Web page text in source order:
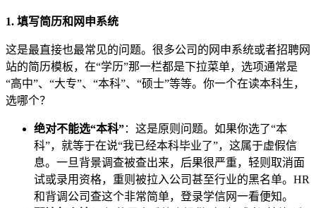
1. 填写简历和网申系统
这是最直接也最常见的问题。很多公司的网申系统或者招聘网
站的简历模板，在“学历”那一栏都是下拉菜单，选项通常是
“高中”、“大专”、“本科”、“硕士”等等。你一个在读本科生，
选哪个？
绝对不能选“本科”：这是原则问题。如果你选了“本
科”，就等于在说“我已经本科毕业了”，这属于虚假信
息。一旦背景调查被查出来，后果很严重，轻则取消面
试或录用资格，重则被拉入公司甚至行业的黑名单。HR
和背调公司查这个非常简单，登录学信网一看便知。